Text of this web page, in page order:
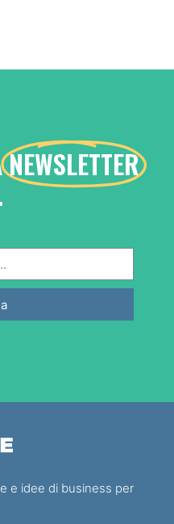
NEWSLETTER
e idee di business per